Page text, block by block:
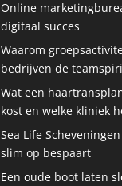
Online
digitaal succes
Waarom
bedrijven de
Wat een
kost en welke kliniek
Sea Life
slim op bespaart
Een oude boot laten